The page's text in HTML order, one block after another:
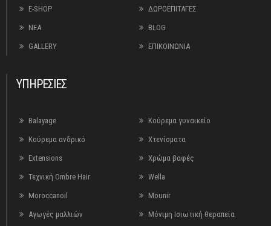
E-SHOP ΔΩΡΟΕΠΙΤΑΓΕΣ
ΝΕΑ BLOG
GALLERY ΕΠΙΚΟΙΝΩΝΙΑ
ΥΠΗΡΕΣΙΕΣ
Balayage Κούρεμα γυναικείο
Κούρεμα ανδρικό Χτενίσματα
Extensions Χρώμα βαφές
Τεχνική Ombre Hair Wella
Moroccanoil Mounir
Αγωγές μαλλιών Μόνιμη Ισιωτική θεραπεία